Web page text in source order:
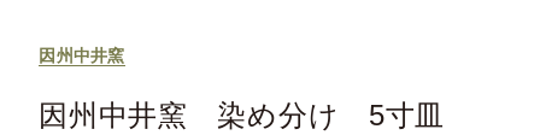
因州中井窯
因州中井窯 染め分け 5寸皿